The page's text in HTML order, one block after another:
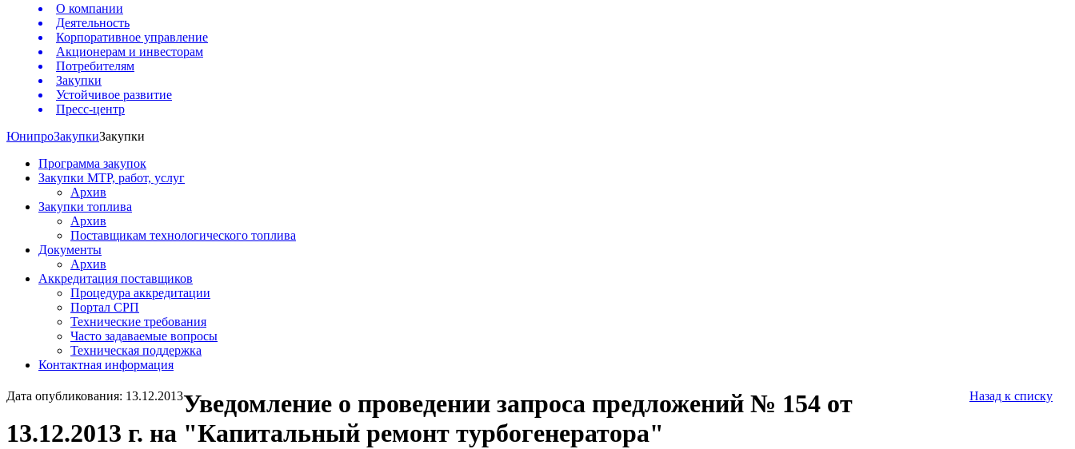
О компании
Деятельность
Корпоративное управление
Акционерам и инвесторам
Потребителям
Закупки
Устойчивое развитие
Пресс-центр
ЮнипроЗакупкиЗакупки
Программа закупок
Закупки МТР, работ, услуг
Архив
Закупки топлива
Архив
Поставщикам технологического топлива
Документы
Архив
Аккредитация поставщиков
Процедура аккредитации
Портал СРП
Технические требования
Часто задаваемые вопросы
Техническая поддержка
Контактная информация
Дата опубликования: 13.12.2013 Назад к списку
Уведомление о проведении запроса предложений № 154 от
13.12.2013 г. на "Капитальный ремонт турбогенератора"